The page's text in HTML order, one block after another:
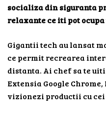
socializa din siguranta
relaxante ce iti pot
Gigantii tech au lansat
ce permit recrearea
distanta. Ai chef sa te
Extensia Google
vizionezi productii cu